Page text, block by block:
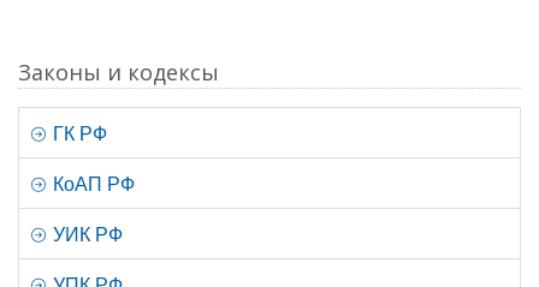
Законы и кодексы
ГК РФ
КоАП РФ
УИК РФ